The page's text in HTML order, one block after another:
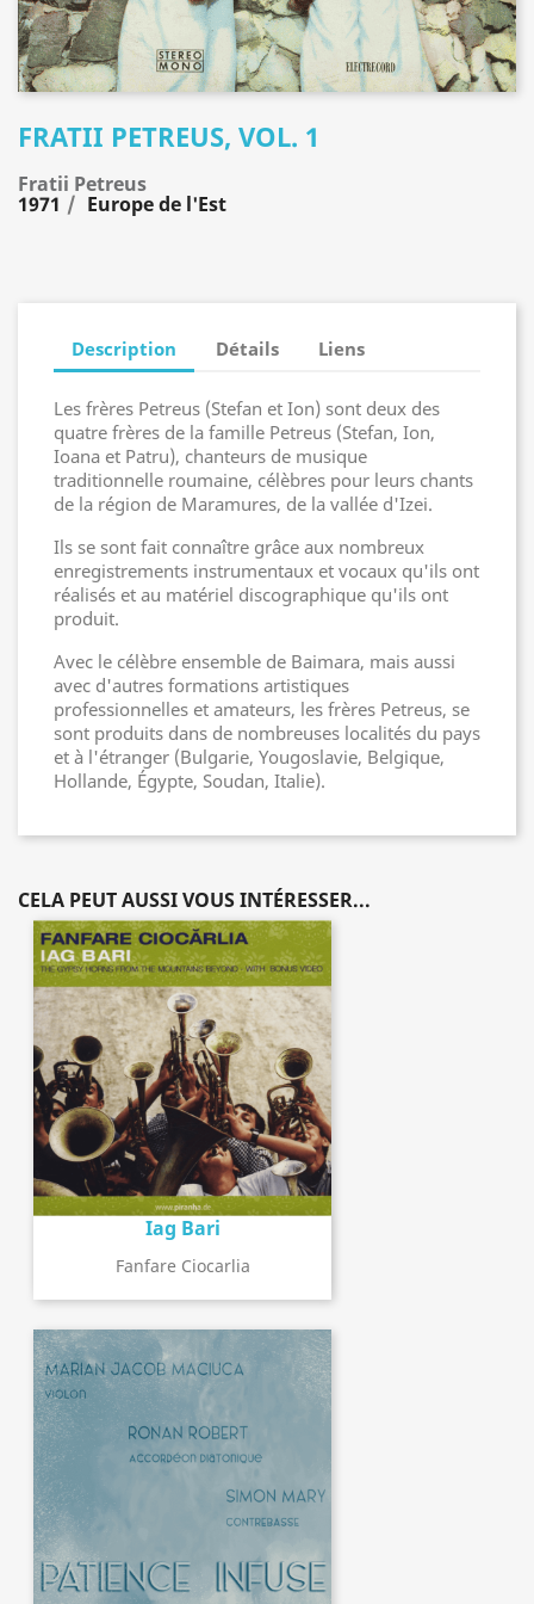
FRATII PETREUS, VOL. 1
Fratii Petreus
1971 Europe de l'Est
Description Détails Liens
Les frères Petreus (Stefan et Ion) sont deux des
quatre frères de la famille Petreus (Stefan, Ion,
Ioana et Patru), chanteurs de musique
traditionnelle roumaine, célèbres pour leurs chants
de la région de Maramures, de la vallée d'Izei.
Ils se sont fait connaître grâce aux nombreux
enregistrements instrumentaux et vocaux qu'ils ont
réalisés et au matériel discographique qu'ils ont
produit.
Avec le célèbre ensemble de Baimara, mais aussi
avec d'autres formations artistiques
professionnelles et amateurs, les frères Petreus, se
sont produits dans de nombreuses localités du pays
et à l'étranger (Bulgarie, Yougoslavie, Belgique,
Hollande, Égypte, Soudan, Italie).
CELA PEUT AUSSI VOUS INTÉRESSER...
Iag Bari
Fanfare Ciocarlia